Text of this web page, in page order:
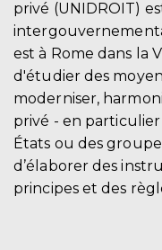
privé (UNIDROIT)
est à Rome dans la
d'étudier des
moderniser,
privé - en
États ou des
d’élaborer des
principes et des